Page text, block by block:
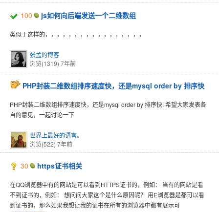
100 js如何向后端发送一个二维数组
类似于这样的，，，，，，，，，，，，，，，，，
张孟的博客
浏览(1319) 7年前
PHP封装二维数组排序速度快，还是mysql order by 排序快
PHP封装二维数组排序速度快，还是mysql order by 排序快; 希望大家发表各
自的意见，一起讨论一下
世界上最好的语言。
浏览(522) 7年前
30 https证书相关
在QQ浏览器中有的网站是可以看到HTTPS证书的，例如： 当有的网站是看
不到证书的，例如： 想问问大家这个是什么原因呢？ 用E浏览器是都可以看
到证书的，那么如果我想让我的证书在所有的浏览器中都有展示可